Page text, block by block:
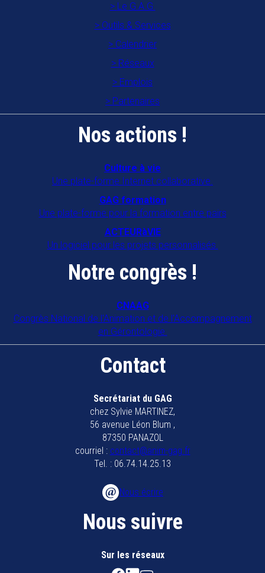
Le G.A.G.
Outils & Services
Calendrier
Réseaux
Emplois
Partenaires
Nos actions !
Culture à vie
Une plate-forme Internet collaborative.
GAG formation
Une plate-forme pour la formation entre pairs
ACTEURàVIE
Un logiciel pour les projets personnalisés.
Notre congrès !
CNAAG
Congrès National de l'Animation et de l'Accompagnement
en Gérontologie.
Contact
Secrétariat du GAG
chez Sylvie MARTINEZ,
56 avenue Léon Blum ,
87350 PANAZOL
courriel : contact@anim-gag.fr
Tel. : 06.74.14.25.13
Nous écrire
Nous suivre
Sur les réseaux